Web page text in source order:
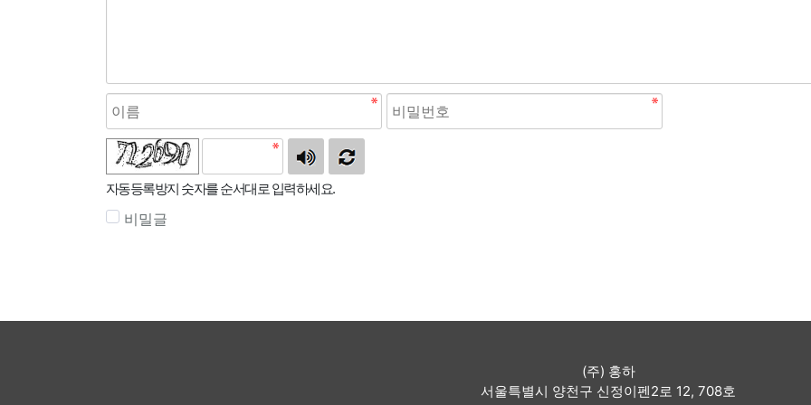
자동등록방지 숫자를 순서대로 입력하세요.
비밀글
(주) 홍하
서울특별시 양천구 신정이펜2로 12, 708호